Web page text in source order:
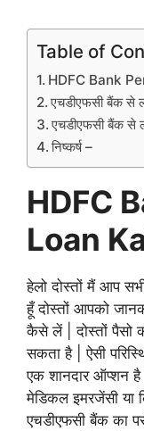
Table of
HDFC Bank
एचडीएफसी बैंक से
एचडीएफसी बैंक से
निष्कर्ष –
HDFC
Loan
हेलो दोस्तों मैं आप
हूँ दोस्तों आपको
कैसे लें | दोस्तों पैसो
सकता है | ऐसी
एक शानदार ऑप्शन है
मेडिकल इमरजेंसी या
एचडीएफसी बैंक का